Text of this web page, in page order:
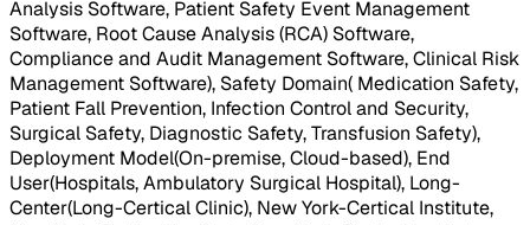
Analysis Software, Patient Safety Event Management
Software, Root Cause Analysis (RCA) Software,
Compliance and Audit Management Software, Clinical Risk
Management Software), Safety Domain( Medication Safety,
Patient Fall Prevention, Infection Control and Security,
Surgical Safety, Diagnostic Safety, Transfusion Safety),
Deployment Model(On-premise, Cloud-based), End
User(Hospitals, Ambulatory Surgical Hospital), Long-
Center(Long-Certical Clinic), New York-Certical Institute,